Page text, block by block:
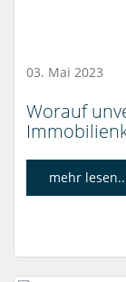
03. Mai 2023
Worauf
mehr